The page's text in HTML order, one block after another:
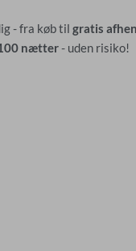
- fra køb til gratis
nætter- uden risiko!